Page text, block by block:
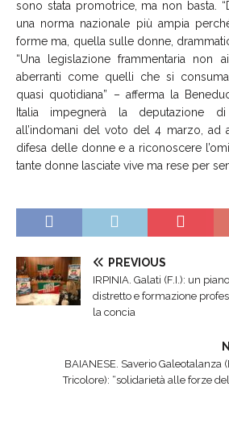
sono stata promotrice, ma non basta.
una norma nazionale più ampia
forme ma, quella sulle donne,
“Una legislazione frammentaria non
aberranti come quelli che si
quasi quotidiana” – afferma la
Italia impegnerà la deputazione
all’indomani del voto del 4 marzo, ad
difesa delle donne e a riconoscere
tante donne lasciate vive ma rese per
PREVIOUS
IRPINIA. Galati (F.I.): un
distretto e formazione
la concia
BAIANESE. Saverio Galeotalanza
Tricolore): “solidarietà alle forze